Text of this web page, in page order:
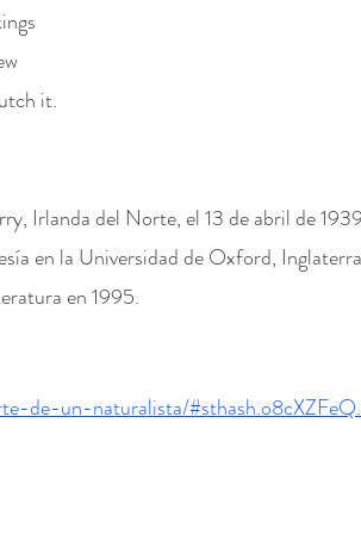
it.
Irlanda del Norte, el 13 de abril de
en la Universidad de Oxford,
en 1995.
de-un-naturalista/